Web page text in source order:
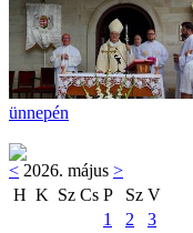
ünnepén
< 2026. május >
H K Sz Cs P Sz V
1
2
3